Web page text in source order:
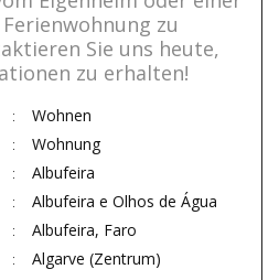
zu
Sie uns heute,
zu erhalten!
Wohnen
Wohnung
Albufeira
Albufeira e Olhos de Água
Albufeira, Faro
Algarve (Zentrum)